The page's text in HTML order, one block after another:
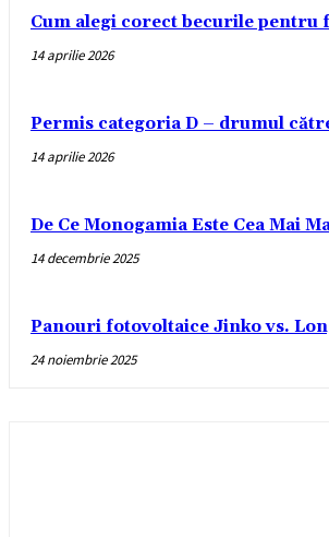
Cum alegi corect becurile pentru
14 aprilie 2026
Permis categoria D – drumul
14 aprilie 2026
De Ce Monogamia Este Cea Mai
14 decembrie 2025
Panouri fotovoltaice Jinko vs.
24 noiembrie 2025